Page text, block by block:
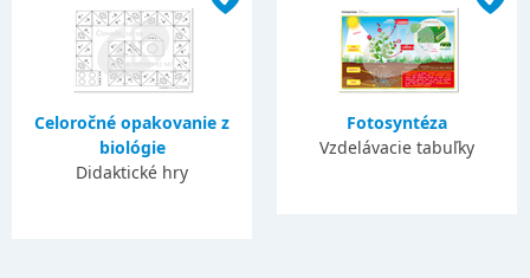
Celoročné opakovanie z
biológie
Didaktické hry
Fotosyntéza
Vzdelávacie tabuľky